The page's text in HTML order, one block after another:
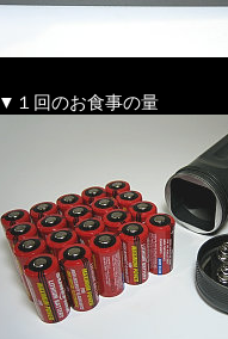
▼１回のお食事の量